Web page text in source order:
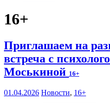
16+
Приглашаем на
встреча с
Моськиной 16+
01.04.2026 Новости, 16+